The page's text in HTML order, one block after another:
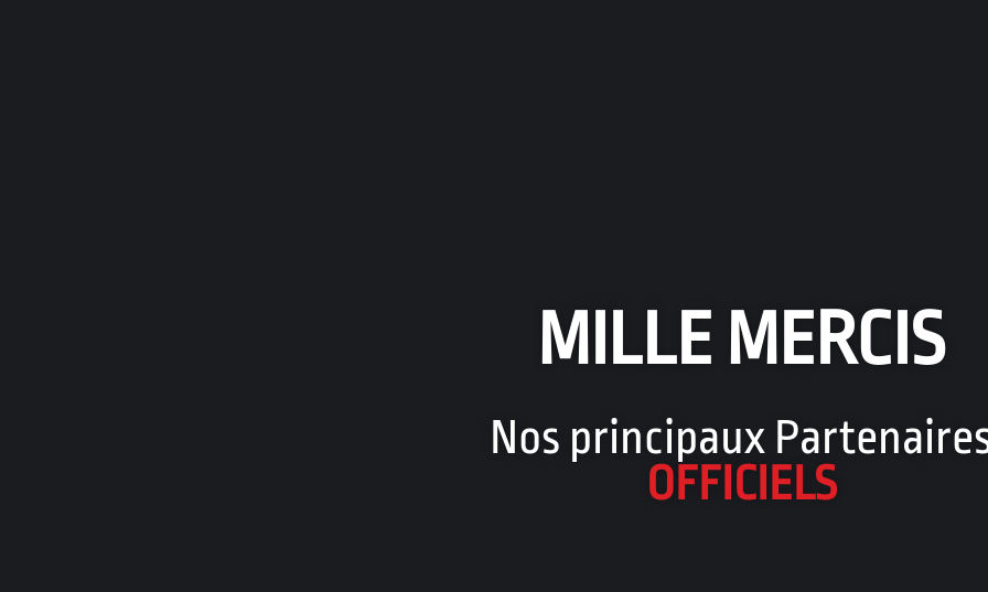
MILLE MERCIS
Nos principaux
OFFICIELS